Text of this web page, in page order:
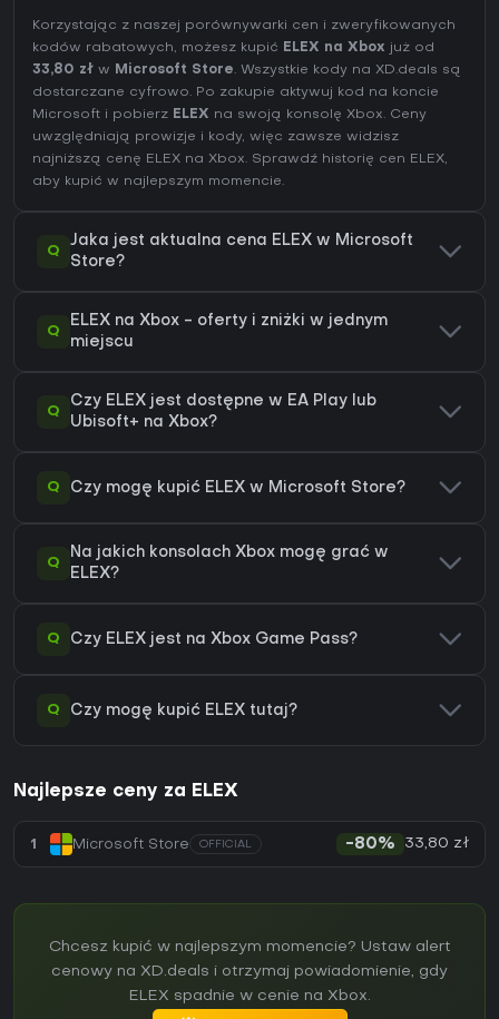
Korzystając z naszej porównywarki cen i zweryfikowanych
kodów rabatowych, możesz kupić ELEX na Xbox już od
33,80 zł w Microsoft Store. Wszystkie kody na XD.deals są
dostarczane cyfrowo. Po zakupie aktywuj kod na koncie
Microsoft i pobierz ELEX na swoją konsolę Xbox. Ceny
uwzględniają prowizje i kody, więc zawsze widzisz
najniższą cenę ELEX na Xbox. Sprawdź historię cen ELEX,
aby kupić w najlepszym momencie.
Q
Jaka jest aktualna cena ELEX w Microsoft
Store?
Q
ELEX na Xbox - oferty i zniżki w jednym
miejscu
Q
Czy ELEX jest dostępne w EA Play lub
Ubisoft+ na Xbox?
Q Czy mogę kupić ELEX w Microsoft Store?
Q
Na jakich konsolach Xbox mogę grać w
ELEX?
Q Czy ELEX jest na Xbox Game Pass?
Q Czy mogę kupić ELEX tutaj?
Najlepsze ceny za ELEX
1 Microsoft Store OFFICIAL -80% 33,80 zł
Chcesz kupić w najlepszym momencie? Ustaw alert
cenowy na XD.deals i otrzymaj powiadomienie, gdy
ELEX spadnie w cenie na Xbox.